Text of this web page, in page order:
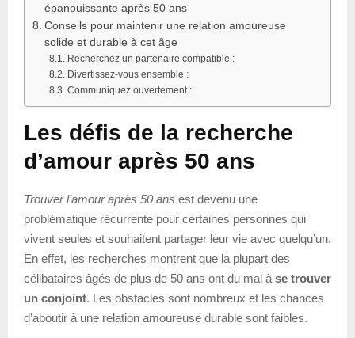
épanouissante après 50 ans
Conseils pour maintenir une relation amoureuse
solide et durable à cet âge
Recherchez un partenaire compatible :
Divertissez-vous ensemble :
Communiquez ouvertement :
Les défis de la recherche
d’amour après 50 ans
Trouver l’amour après 50 ans est devenu une
problématique récurrente pour certaines personnes qui
vivent seules et souhaitent partager leur vie avec quelqu’un.
En effet, les recherches montrent que la plupart des
célibataires âgés de plus de 50 ans ont du mal à se trouver
un conjoint. Les obstacles sont nombreux et les chances
d’aboutir à une relation amoureuse durable sont faibles.